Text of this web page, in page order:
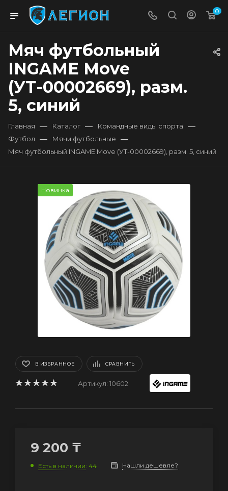
0
Мяч футбольный
INGAME Move
(УТ-00002669), разм.
5, синий
Главная — Каталог — Командные виды спорта —
Футбол — Мячи футбольные —
Мяч футбольный INGAME Move (УТ-00002669), разм. 5, синий
Новинка
В ИЗБРАННОЕ СРАВНИТЬ
Артикул: 10602
9 200 ₸
Есть в наличии: 44 Нашли дешевле?